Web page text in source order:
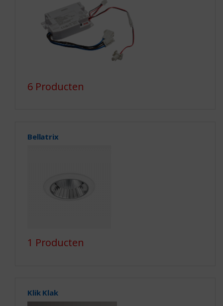
6 Producten
Bellatrix
1 Producten
Klik Klak